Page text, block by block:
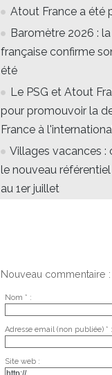
Atout France a été
Baromètre 2026 :
française confirme
été
Le PSG et Atout
pour promouvoir la
France à
Villages vacances :
le nouveau
au 1er juillet
Nouveau commentaire :
Nom * :
Adresse email (non publiée) * :
Site web :